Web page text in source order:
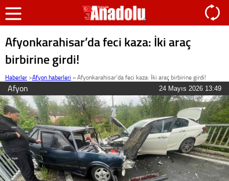
Afyonkarahisar’da feci kaza: İki araç
birbirine girdi!
Haberler >Afyon haberleri »Afyonkarahisar’da feci kaza: İki araç birbirine girdi!
Afyon 24 Mayıs 2026 13:49